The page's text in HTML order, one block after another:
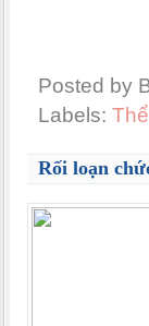
Posted by
Labels:
Rối loạn